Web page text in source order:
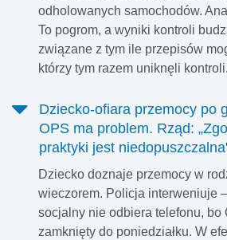
odholowanych samochodów.
To pogrom, a wyniki kontroli
związane z tym ile przepisów
którzy tym razem uniknęli kontroli.
Dziecko-ofiara przemocy po
OPS ma problem. Rząd:
praktyki jest
Dziecko doznaje przemocy w
wieczorem. Policja interweniuje
socjalny nie odbiera telefonu, bo
zamknięty do poniedziałku. W